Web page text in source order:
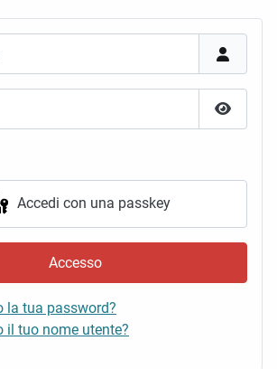
Mostra
Accedi con una passkey
Accesso
la tua password?
il tuo nome utente?